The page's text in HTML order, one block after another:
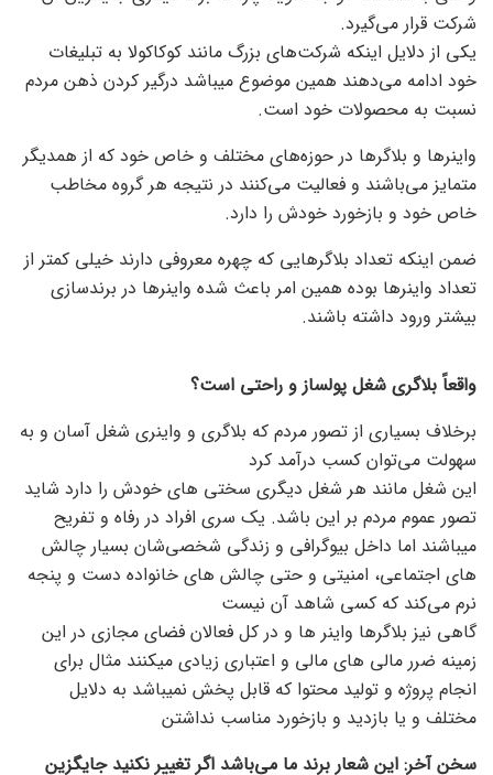
شرکت قرار می‌گیرد.
یکی از دلایل اینکه شرکت‌های بزرگ مانند کوکاکولا به تبلیغات
خود ادامه می‌دهند همین موضوع میباشد درگیر کردن ذهن مردم
نسبت به محصولات خود است.
واینرها و بلاگرها در حوزه‌های مختلف و خاص خود که از همدیگر
متمایز می‌باشند و فعالیت می‌کنند در نتیجه هر گروه مخاطب
خاص خود و بازخورد خودش را دارد.
ضمن اینکه تعداد بلاگرهایی که چهره معروفی دارند خیلی کمتر از
تعداد واینرها بوده همین امر باعث شده واینرها در برندسازی
بیشتر ورود داشته باشند.
واقعاً بلاگری شغل پولساز و راحتی است؟
برخلاف بسیاری از تصور مردم که بلاگری و واینری شغل آسان و به
سهولت می‌توان کسب درآمد کرد
این شغل مانند هر شغل دیگری سختی های خودش را دارد شاید
تصور عموم مردم بر این باشد. یک سری افراد در رفاه و تفریح
میباشند اما داخل بیوگرافی و زندگی شخصی‌شان بسیار چالش
های اجتماعی، امنیتی و حتی چالش های خانواده دست و پنجه
نرم می‌کند که کسی شاهد آن نیست
گاهی نیز بلاگرها واینر ها و در کل فعالان فضای مجازی در این
زمینه ضرر مالی های مالی و اعتباری زیادی میکنند مثال برای
انجام پروژه و تولید محتوا که قابل پخش نمیباشد به دلایل
مختلف و یا بازدید و بازخورد مناسب نداشتن
سخن آخر: این شعار برند ما می‌باشد اگر تغییر نکنید جایگزین